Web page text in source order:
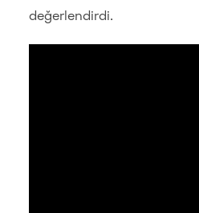
değerlendirdi.